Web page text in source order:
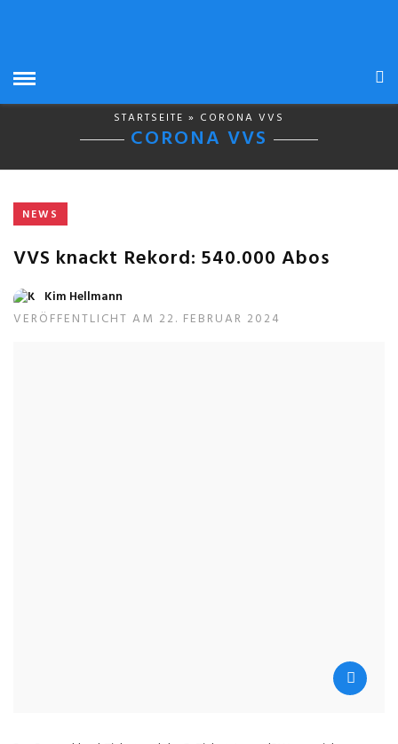
STARTSEITE » CORONA VVS
CORONA VVS
NEWS
VVS knackt Rekord: 540.000 Abos
Kim Hellmann
VERÖFFENTLICHT AM 22. FEBRUAR 2024